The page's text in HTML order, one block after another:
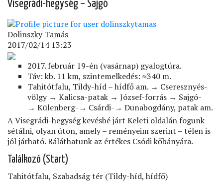
Visegrádi-hegység – Sajgó
Dolinszky Tamás
2017/02/14 13:23
2017. február 19-én (vasárnap) gyalogtúra.
Táv: kb. 11 km, szintemelkedés: ≈340 m.
Tahitótfalu, Tildy-híd – hídfő am. → Cseresznyés-
völgy → Kalicsa-patak → József-forrás → Sajgó-
→ Külenberg-→ Csárdi-→ Dunabogdány, patak am.
A Visegrádi-hegység kevésbé járt Keleti oldalán fogunk
sétálni, olyan úton, amely – reményeim szerint – télen is
jól járható. Ráláthatunk az értékes Csódi kőbányára.
Találkozó (Start)
Tahitótfalu, Szabadság tér (Tildy-híd, hídfő)